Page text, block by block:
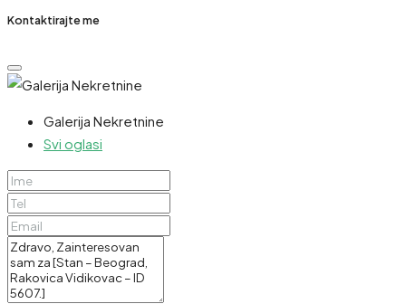
Kontaktirajte me
Galerija Nekretnine
Svi oglasi